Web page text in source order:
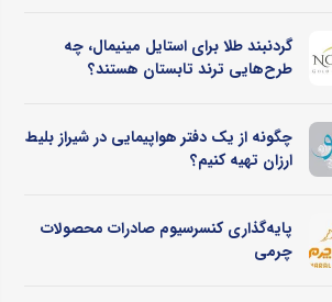
گردنبند طلا برای استایل مینیمال، چه
طرح‌هایی ترند تابستان هستند؟
چگونه از یک دفتر هواپیمایی در شیراز بلیط
ارزان تهیه کنیم؟
پایه‌گذاری کنسرسیوم صادرات محصولات
چرمی